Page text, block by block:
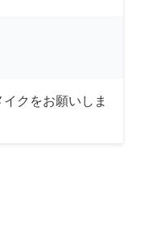
クをお願いしま